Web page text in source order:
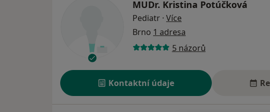
MUDr. Kristina Potúčková
Pediatr · Více
Brno 1 adresa
5 názorů
Kontaktní údaje